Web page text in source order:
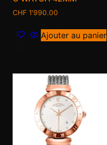
CHF 1'990.00
Ajouter au panier